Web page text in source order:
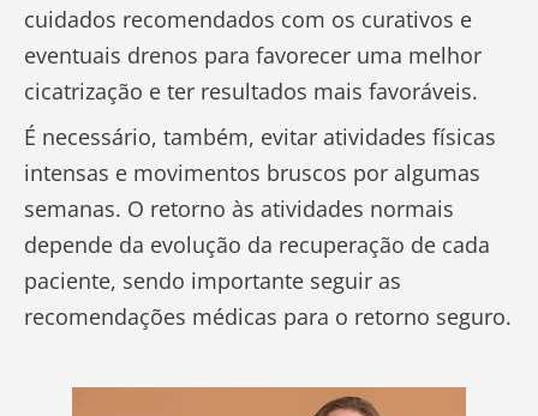
cuidados recomendados com os curativos e
eventuais drenos para favorecer uma melhor
cicatrização e ter resultados mais favoráveis.
É necessário, também, evitar atividades físicas
intensas e movimentos bruscos por algumas
semanas. O retorno às atividades normais
depende da evolução da recuperação de cada
paciente, sendo importante seguir as
recomendações médicas para o retorno seguro.